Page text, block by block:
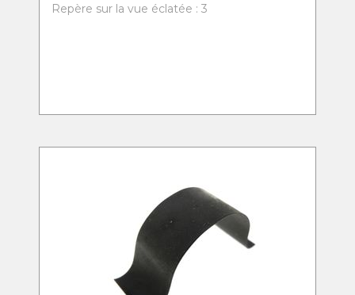
Repère sur la vue éclatée : 3